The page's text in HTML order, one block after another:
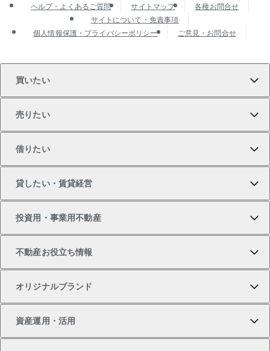
ヘルプ・よくあるご質問
サイトマップ
各種お問合せ
サイトについて・免責事項
個人情報保護・プライバシーポリシー
ご意見・お問合せ
買いたい
新築・分譲マンションの購入
中古マンションの購入
売りたい
マンションの売却・査定
一戸建ての売却・査定
借りたい
借りたいTOP
物件を借りる
貸したい・賃貸経営
貸したいTOP
投資用・事業用不動産
不動産お役立ち情報
オリジナルブランド
資産運用・活用